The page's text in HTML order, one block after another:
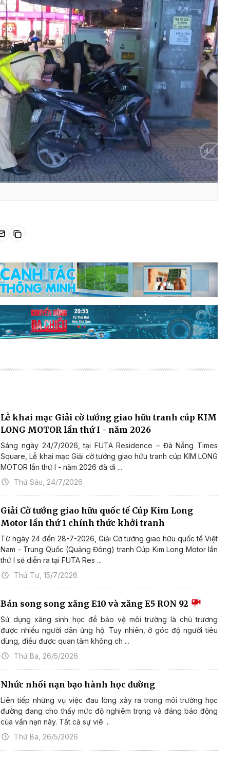
Lễ khai mạc Giải cờ tướng giao hữu tranh cúp KIM
LONG MOTOR lần thứ I - năm 2026
Sáng ngày 24/7/2026, tại FUTA Residence – Đà Nẵng Times
Square, Lễ khai mạc Giải cờ tướng giao hữu tranh cúp KIM LONG
MOTOR lần thứ I - năm 2026 đã di ...
Thứ Sáu, 24/7/2026
Giải Cờ tướng giao hữu quốc tế Cúp Kim Long
Motor lần thứ 1 chính thức khởi tranh
Từ ngày 24 đến 28-7-2026, Giải Cờ tướng giao hữu quốc tế Việt
Nam - Trung Quốc (Quảng Đông) tranh Cúp Kim Long Motor lần
thứ I sẽ diễn ra tại FUTA Res ...
Thứ Tư, 15/7/2026
Bán song song xăng E10 và xăng E5 RON 92
Sử dụng xăng sinh học để bảo vệ môi trường là chủ trương
được nhiều người dân ủng hộ. Tuy nhiên, ở góc độ người tiêu
dùng, điều được quan tâm không ch ...
Thứ Ba, 26/5/2026
Nhức nhối nạn bạo hành học đường
Liên tiếp những vụ việc đau lòng xảy ra trong môi trường học
đường đang cho thấy mức độ nghiêm trọng và đáng báo động
của vấn nạn này. Tất cả sự viê ...
Thứ Ba, 26/5/2026